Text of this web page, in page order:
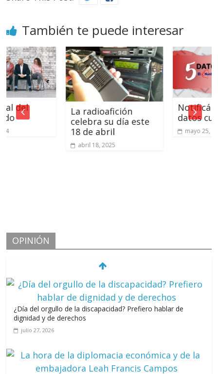
También te puede interesar
La radioafición
celebra su día este
18 de abril
abril 18, 2025
Notificándote
datos curiosos
mayo 25, 2023
OPINIÓN
¿Día del orgullo de la discapacidad? Prefiero hablar de
dignidad y de derechos
julio 27, 2026